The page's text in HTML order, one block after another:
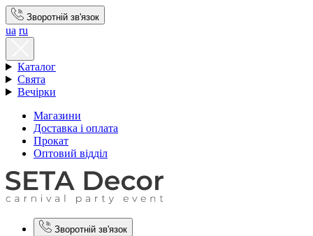
Зворотній зв'язок
ua ru
Каталог
Свята
Вечірки
Магазини
Доставка і оплата
Прокат
Оптовий відділ
Зворотній зв'язок